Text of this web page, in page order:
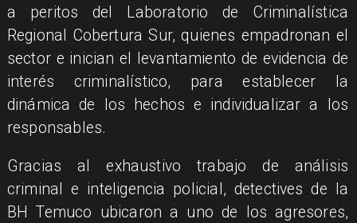
a peritos del Laboratorio de Criminalística
Regional Cobertura Sur, quienes empadronan el
sector e inician el levantamiento de evidencia de
interés criminalístico, para establecer la
dinámica de los hechos e individualizar a los
responsables.
​Gracias al exhaustivo trabajo de análisis
criminal e inteligencia policial, detectives de la
BH Temuco ubicaron a uno de los agresores,